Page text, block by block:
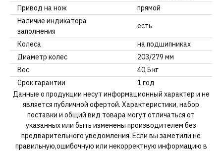
Привод на нож
прямой
Наличие индикатора
заполнения
есть
Колеса
на подшипниках
Диаметр колес
203/279 мм
Вес
40,5 кг
Срок гарантии
1 год
Данные о продукции несут информационный характер и не
является публичной офертой. Характеристики, набор
поставки и общий вид товара могут отличаться от
указанных или быть изменены производителем без
предварительного уведомления. Если вы заметили не
правильную,ошибочную или некорректную информацию в